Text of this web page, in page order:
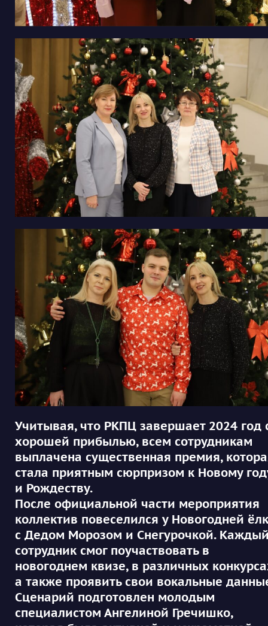
Учитывая, что РКПЦ завершает 2024 год
хорошей прибылью, всем сотрудникам
выплачена существенная премия,
стала приятным сюрпризом к Новому
и Рождеству.
После официальной части мероприятия
коллектив повеселился у Новогодней
с Дедом Морозом и Снегурочкой.
сотрудник смог поучаствовать в
новогоднем квизе, в различных
а также проявить свои вокальные
Сценарий подготовлен молодым
специалистом Ангелиной Гречишко,